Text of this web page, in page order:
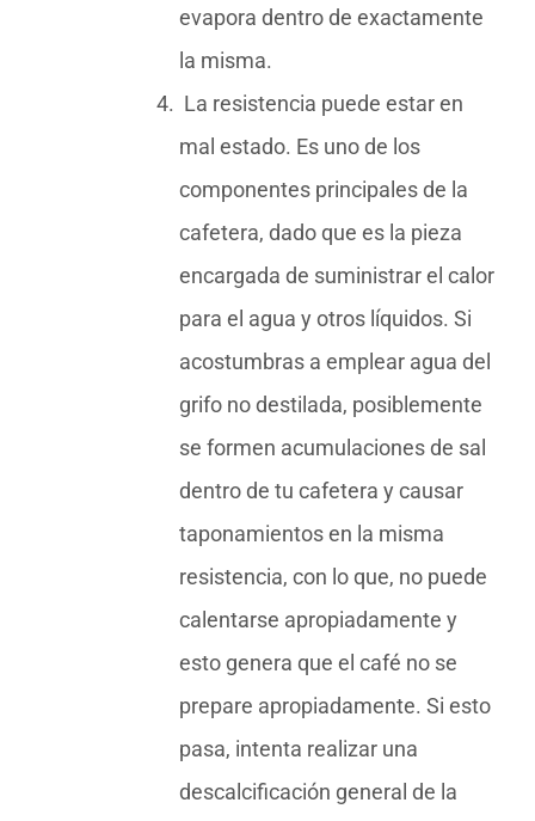
evapora dentro de exactamente
la misma.
La resistencia puede estar en
mal estado. Es uno de los
componentes principales de la
cafetera, dado que es la pieza
encargada de suministrar el calor
para el agua y otros líquidos. Si
acostumbras a emplear agua del
grifo no destilada, posiblemente
se formen acumulaciones de sal
dentro de tu cafetera y causar
taponamientos en la misma
resistencia, con lo que, no puede
calentarse apropiadamente y
esto genera que el café no se
prepare apropiadamente. Si esto
pasa, intenta realizar una
descalcificación general de la